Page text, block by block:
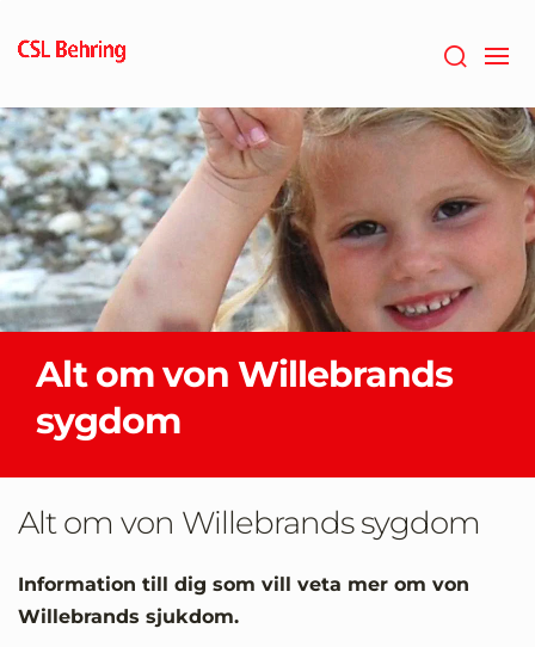
PRDZCHH
Alt om von Willebrands
sygdom
Alt om von Willebrands sygdom
Information till dig som vill veta mer om von
Willebrands sjukdom.